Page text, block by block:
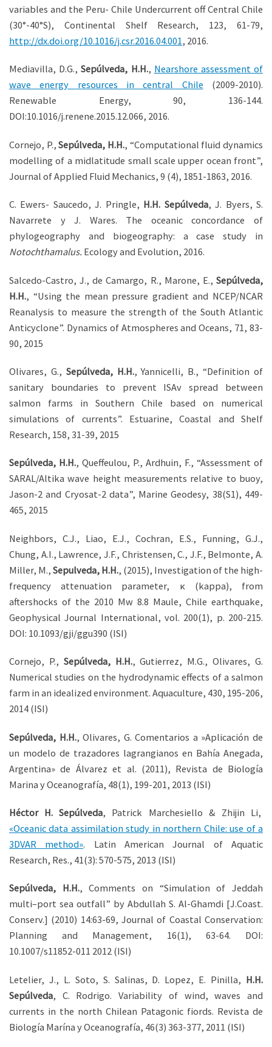
variables and the Peru- Chile Undercurrent off Central Chile
(30°-40°S), Continental Shelf Research, 123, 61-79,
http://dx.doi.org/10.1016/j.csr.2016.04.001, 2016.
Mediavilla, D.G.,Sepúlveda, H.H., Nearshore assessment of
wave energy resources in central Chile (2009-2010).
Renewable Energy, 90, 136-144.
DOI:10.1016/j.renene.2015.12.066, 2016.
Cornejo, P.,Sepúlveda, H.H., “Computational fluid dynamics
modelling of a midlatitude small scale upper ocean front”,
Journal of Applied Fluid Mechanics, 9 (4), 1851-1863, 2016.
C. Ewers- Saucedo, J. Pringle, H.H. Sepúlveda, J. Byers, S.
Navarrete y J. Wares. The oceanic concordance of
phylogeography and biogeography: a case study in
Notochthamalus. Ecology and Evolution, 2016.
Salcedo-Castro, J., de Camargo, R., Marone, E., Sepúlveda,
H.H., “Using the mean pressure gradient and NCEP/NCAR
Reanalysis to measure the strength of the South Atlantic
Anticyclone”. Dynamics of Atmospheres and Oceans, 71, 83-
90, 2015
Olivares, G., Sepúlveda, H.H., Yannicelli, B., “Definition of
sanitary boundaries to prevent ISAv spread between
salmon farms in Southern Chile based on numerical
simulations of currents”. Estuarine, Coastal and Shelf
Research, 158, 31-39, 2015
Sepúlveda, H.H., Queffeulou, P., Ardhuin, F., “Assessment of
SARAL/Altika wave height measurements relative to buoy,
Jason-2 and Cryosat-2 data”, Marine Geodesy, 38(S1), 449-
465, 2015
Neighbors, C.J., Liao, E.J., Cochran, E.S., Funning, G.J.,
Chung, A.I., Lawrence, J.F., Christensen, C., J.F., Belmonte, A.
Miller, M., Sepulveda, H.H., (2015), Investigation of the high-
frequency attenuation parameter, κ (kappa), from
aftershocks of the 2010 Mw 8.8 Maule, Chile earthquake,
Geophysical Journal International, vol. 200(1), p. 200-215.
DOI: 10.1093/gji/ggu390 (ISI)
Cornejo, P., Sepúlveda, H.H., Gutierrez, M.G., Olivares, G.
Numerical studies on the hydrodynamic effects of a salmon
farm in an idealized environment. Aquaculture, 430, 195-206,
2014 (ISI)
Sepúlveda, H.H., Olivares, G. Comentarios a »Aplicación de
un modelo de trazadores lagrangianos en Bahía Anegada,
Argentina» de Álvarez et al. (2011), Revista de Biología
Marina y Oceanografía, 48(1), 199-201, 2013 (ISI)
Héctor H. Sepúlveda, Patrick Marchesiello & Zhijin Li,
«Oceanic data assimilation study in northern Chile: use of a
3DVAR method». Latin American Journal of Aquatic
Research, Res., 41(3): 570-575, 2013 (ISI)
Sepúlveda, H.H., Comments on “Simulation of Jeddah
multi–port sea outfall” by Abdullah S. Al-Ghamdi [J.Coast.
Conserv.] (2010) 14:63-69, Journal of Coastal Conservation:
Planning and Management, 16(1), 63-64. DOI:
10.1007/s11852-011 2012 (ISI)
Letelier, J., L. Soto, S. Salinas, D. Lopez, E. Pinilla, H.H.
Sepúlveda, C. Rodrigo. Variability of wind, waves and
currents in the north Chilean Patagonic fiords. Revista de
Biología Marína y Oceanografía, 46(3) 363-377, 2011 (ISI)